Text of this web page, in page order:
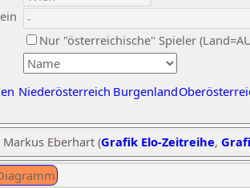
Nur "österreichische" Spieler
Niederösterreich Burgenland
Markus Eberhart (Grafik Elo-Zeitreihe,